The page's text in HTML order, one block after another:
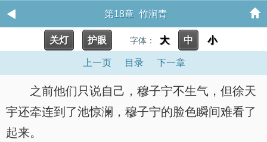
第18章 竹涧青
关灯 护眼 字体： 大 中 小
上一页 目录 下一章
之前他们只说自己，穆子宁不生气，但徐天
宇还牵连到了池惊澜，穆子宁的脸色瞬间难看了
起来。